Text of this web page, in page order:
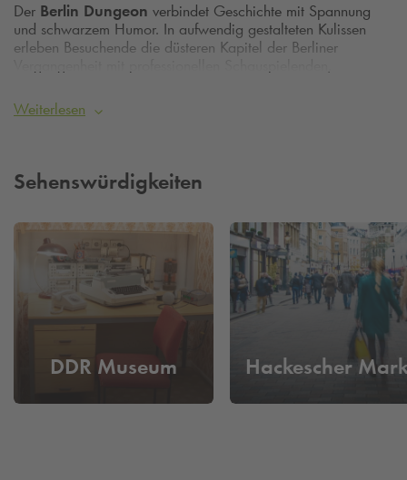
Der Berlin Dungeon verbindet Geschichte mit Spannung
und schwarzem Humor. In aufwendig gestalteten Kulissen
erleben Besuchende die düsteren Kapitel der Berliner
zu den bekanntesten Erlebnisformaten der Stadt und ist
besonders bei Berlin‑Gästen und Gruppen beliebt.
Das
DomAquarée
Dungeon und bietet eine zentrale Parkmöglichkeit für eine
in Berlin.
Weiterlesen
Sehenswürdigkeiten
DDR Museum Hackescher